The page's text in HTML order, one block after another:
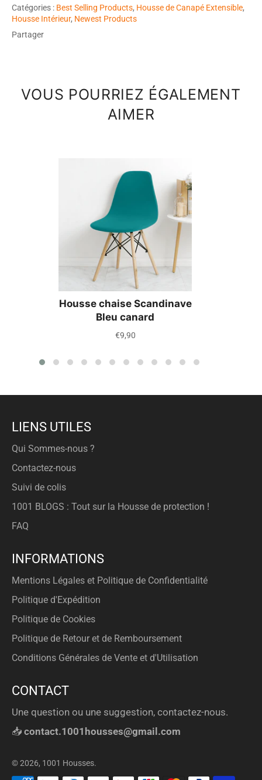
Catégories : Best Selling Products, Housse de Canapé Extensible,
Housse Intérieur, Newest Products
Partager
VOUS POURRIEZ ÉGALEMENT
AIMER
Housse chaise Scandinave
Bleu canard
Prix
€9,90
LIENS UTILES
Qui Sommes-nous ?
Contactez-nous
Suivi de colis
1001 BLOGS : Tout sur la Housse de protection !
FAQ
INFORMATIONS
Mentions Légales et Politique de Confidentialité
Politique d'Expédition
Politique de Cookies
Politique de Retour et de Remboursement
Conditions Générales de Vente et d'Utilisation
CONTACT
Une question ou une suggestion, contactez-nous.
📥 contact.1001housses@gmail.com
© 2026, 1001 Housses.
Méthodes